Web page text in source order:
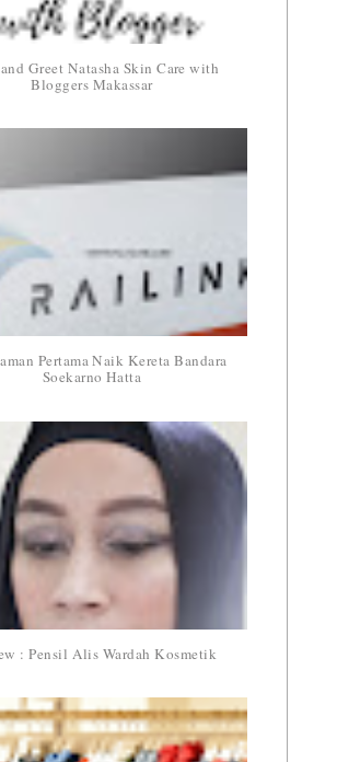
Greet Natasha Skin Care with
Bloggers Makassar
Pertama Naik Kereta Bandara
Soekarno Hatta
: Pensil Alis Wardah Kosmetik